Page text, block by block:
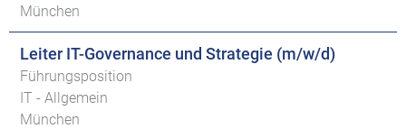
München
Leiter IT-Governance und Strategie (m/w/d)
Führungsposition
IT - Allgemein
München